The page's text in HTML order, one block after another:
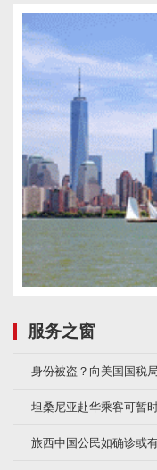
服务之窗
身份被盗？向美国国税
坦桑尼亚赴华乘客可暂
旅西中国公民如确诊或